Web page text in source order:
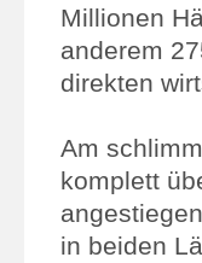
Millionen
anderem
direkten
Am
komplett
in beiden